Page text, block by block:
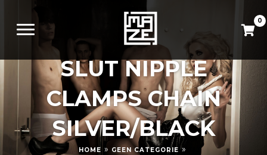
0
SLUT NIPPLE
CLAMPS CHAIN
SILVER/BLACK
HOME » GEEN CATEGORIE »